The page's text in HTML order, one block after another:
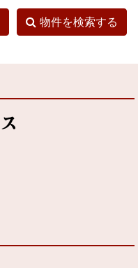
物件を検索する